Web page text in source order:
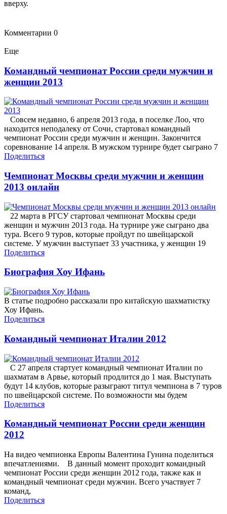
вверху.
Комментарии 0
Еще
Командный чемпионат России среди мужчин и
женщин 2013
Совсем недавно, 6 апреля 2013 года, в поселке Лоо, что
находится неподалеку от Сочи, стартовал командный
чемпионат России среди мужчин и женщин. Закончится
соревнование 14 апреля. В мужском турнире будет сыграно 7
Поделиться
Чемпионат Москвы среди мужчин и женщин
2013 онлайн
22 марта в РГСУ стартовал чемпионат Москвы среди
женщин и мужчин 2013 года. На турнире уже сыграно два
тура. Всего 9 туров, которые пройдут по швейцарской
системе. У мужчин выступает 33 участника, у женщин 19
Поделиться
Биография Хоу Ифань
В статье подробно рассказали про китайскую шахматистку
Хоу Ифань.
Поделиться
Командный чемпионат Италии 2012
С 27 апреля стартует командный чемпионат Италии по
шахматам в Арвье, который продлится до 1 мая. Выступать
будут 14 клубов, которые разыграют титул чемпиона в 7 туров
по швейцарской системе. По возможности мы будем
Поделиться
Командный чемпионат России среди женщин
2012
На видео чемпионка Европы Валентина Гунина поделиться
впечатлениями. В данный момент проходит командный
чемпионат России среди женщин 2012 года, также как и
командный чемпионат среди мужчин. Всего участвует 7
команд,
Поделиться